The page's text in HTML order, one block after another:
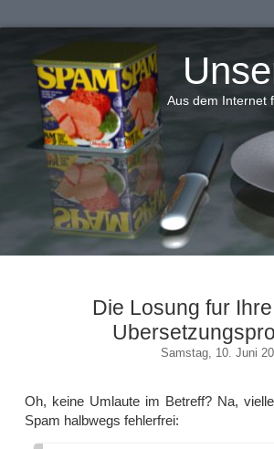
Aus dem Internet
Die Losung fur
Samstag, 10. Juni
Oh, keine Umlaute im Betreff? Na,
Spam halbwegs fehlerfrei: